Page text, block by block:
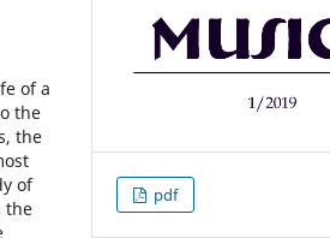
of a
the
the
of
the
pdf